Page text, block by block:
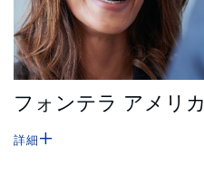
フォンテラ アメリカ
詳細